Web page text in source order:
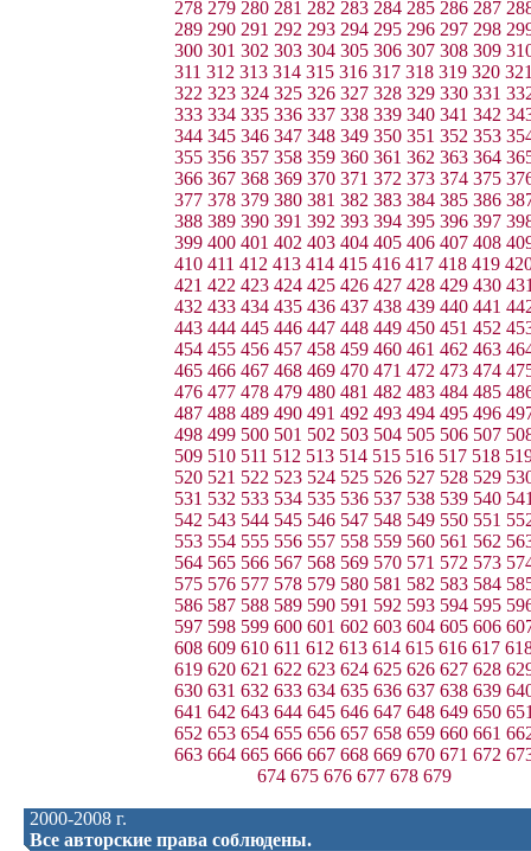
278 279 280 281 282 283 284 285 286 287
289 290 291 292 293 294 295 296 297 298
300 301 302 303 304 305 306 307 308 309
311 312 313 314 315 316 317 318 319 320
322 323 324 325 326 327 328 329 330 331
333 334 335 336 337 338 339 340 341 342
344 345 346 347 348 349 350 351 352 353
355 356 357 358 359 360 361 362 363 364
366 367 368 369 370 371 372 373 374 375
377 378 379 380 381 382 383 384 385 386
388 389 390 391 392 393 394 395 396 397
399 400 401 402 403 404 405 406 407 408
410 411 412 413 414 415 416 417 418 419
421 422 423 424 425 426 427 428 429 430
432 433 434 435 436 437 438 439 440 441
443 444 445 446 447 448 449 450 451 452
454 455 456 457 458 459 460 461 462 463
465 466 467 468 469 470 471 472 473 474
476 477 478 479 480 481 482 483 484 485
487 488 489 490 491 492 493 494 495 496
498 499 500 501 502 503 504 505 506 507
509 510 511 512 513 514 515 516 517 518
520 521 522 523 524 525 526 527 528 529
531 532 533 534 535 536 537 538 539 540
542 543 544 545 546 547 548 549 550 551
553 554 555 556 557 558 559 560 561 562
564 565 566 567 568 569 570 571 572 573
575 576 577 578 579 580 581 582 583 584
586 587 588 589 590 591 592 593 594 595
597 598 599 600 601 602 603 604 605 606
608 609 610 611 612 613 614 615 616 617
619 620 621 622 623 624 625 626 627 628
630 631 632 633 634 635 636 637 638 639
641 642 643 644 645 646 647 648 649 650
652 653 654 655 656 657 658 659 660 661
663 664 665 666 667 668 669 670 671 672
674 675 676 677 678 679
2000-2008 г.
Все авторские права соблюдены.